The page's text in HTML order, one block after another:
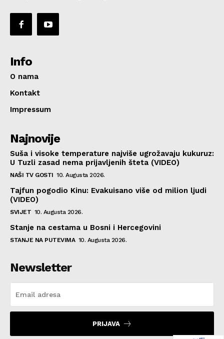
Info
O nama
Kontakt
Impressum
Najnovije
Suša i visoke temperature najviše ugrožavaju kukuruz:
U Tuzli zasad nema prijavljenih šteta (VIDEO)
NAŠI TV GOSTI 10. Augusta 2026.
Tajfun pogodio Kinu: Evakuisano više od milion ljudi
(VIDEO)
SVIJET 10. Augusta 2026.
Stanje na cestama u Bosni i Hercegovini
STANJE NA PUTEVIMA 10. Augusta 2026.
Newsletter
PRIJAVA